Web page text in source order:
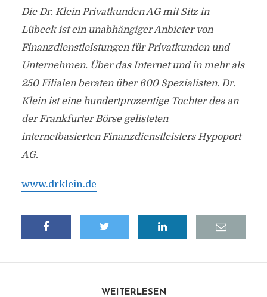
Die Dr. Klein Privatkunden AG mit Sitz in
Lübeck ist ein unabhängiger Anbieter von
Finanzdienstleistungen für Privatkunden und
Unternehmen. Über das Internet und in mehr als
250 Filialen beraten über 600 Spezialisten. Dr.
Klein ist eine hundertprozentige Tochter des an
der Frankfurter Börse gelisteten
internetbasierten Finanzdienstleisters Hypoport
AG.
www.drklein.de
WEITERLESEN